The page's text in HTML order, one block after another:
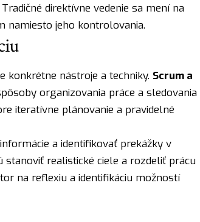
direktívne vedenie sa mení na
namiesto jeho kontrolovania.
konkrétne nástroje a techniky. Scrum a
organizovania práce a sledovania
iteratívne plánovanie a pravidelné
a identifikovať prekážky v
realistické ciele a rozdeliť prácu
na reflexiu a identifikáciu možností